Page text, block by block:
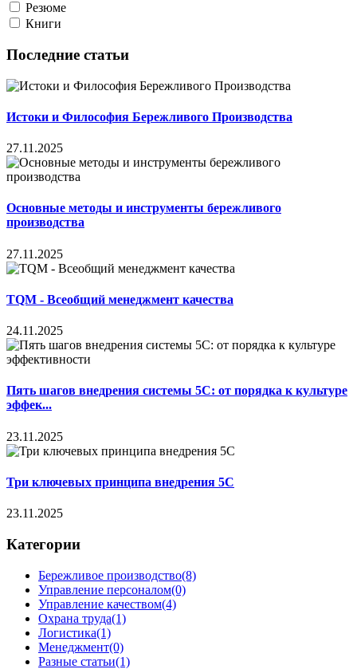
Резюме
Книги
Последние статьи
Истоки и Философия Бережливого Производства
27.11.2025
Основные методы и инструменты бережливого
производства
27.11.2025
TQM - Всеобщий менеджмент качества
24.11.2025
Пять шагов внедрения системы 5С: от порядка к культуре
эффек...
23.11.2025
Три ключевых принципа внедрения 5С
23.11.2025
Категории
Бережливое производство(8)
Управление персоналом(0)
Управление качеством(4)
Охрана труда(1)
Логистика(1)
Менеджмент(0)
Разные статьи(1)